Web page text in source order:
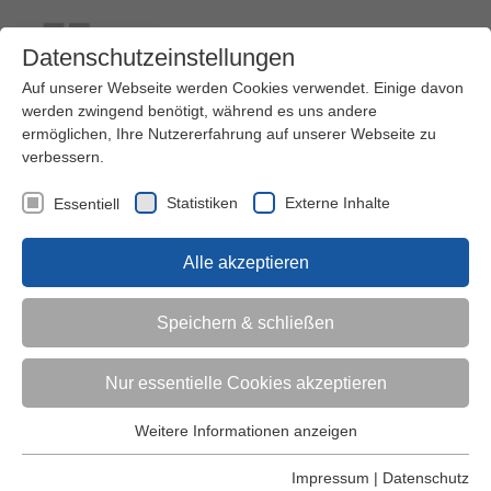
Kontakt Ihre Meinung ist uns wichtig!
Kinder (0-6)
Grundschulkinder
Jugendliche
Datenschutzeinstellungen
Auf unserer Webseite werden Cookies verwendet. Einige davon
werden zwingend benötigt, während es uns andere
ermöglichen, Ihre Nutzererfahrung auf unserer Webseite zu
verbessern.
Essentiell Statistiken Externe Inhalte
Alle akzeptieren
Speichern & schließen
Nur essentielle Cookies akzeptieren
Essentielle Cookies werden für grundlegende Funktionen der
Weitere Informationen anzeigen
Impressum | Datenschutz